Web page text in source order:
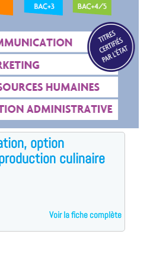
option
culinaire
Voir la fiche complète